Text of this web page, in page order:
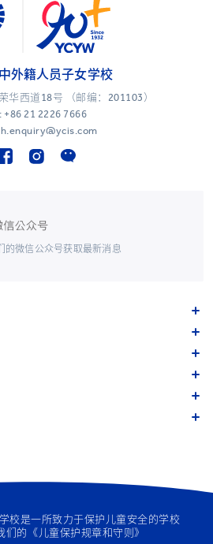
的微信公众号获取最新消息
外籍人员子女学校
华西道18号 （邮编：201103）
+86 21 2226 7666
校是一所致力于保护儿童安全的学校
们的《儿童保护规章和守则》